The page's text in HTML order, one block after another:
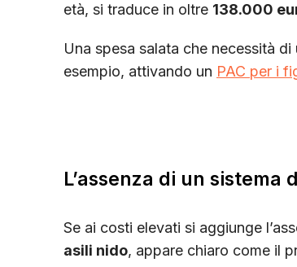
età, si traduce in oltre 138.000
Una spesa salata che necessità
esempio, attivando un PAC per i
L’assenza di un sistema
Se ai costi elevati si aggiunge
asili nido, appare chiaro come il